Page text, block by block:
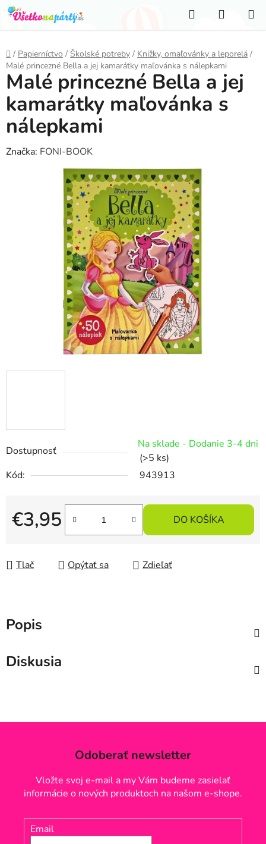
Prejsť
na
obsah
Hľadať
KOŠÍK
Domov
/ Papierníctvo / Školské potreby / Knižky, omaľovánky a leporelá /
Malé princezné Bella a jej kamarátky maľovánka s nálepkami
Dostupnosť
Na sklade - Dodanie 3-4 dni
(>5 ks)
Kód:
943913
€3,95
Jednotková cena:
DO KOŠÍKA
Tlač Opýtať sa Zdieľať
Malé princezné Bella a jej
kamarátky maľovánka s
nálepkami
Značka: FONI-BOOK
Popis
Diskusia
Odoberať newsletter
Vložte svoj e-mail a my Vám budeme zasielať
informácie o nových produktoch na našom e-shope.
Email